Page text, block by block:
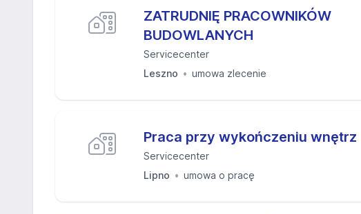
️ZATRUDNIĘ PRACOWNIKÓW
BUDOWLANYCH️
Servicecenter
Leszno
umowa zlecenie
Praca przy wykończeniu wnętrz
Servicecenter
Lipno
umowa o pracę